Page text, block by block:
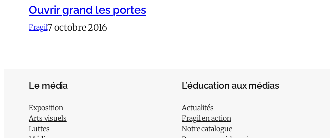
Ouvrir grand les portes
Fragil7 octobre 2016
Le média
Exposition
Arts visuels
Luttes
L’éducation aux médias
Actualités
Fragil en action
Notre catalogue